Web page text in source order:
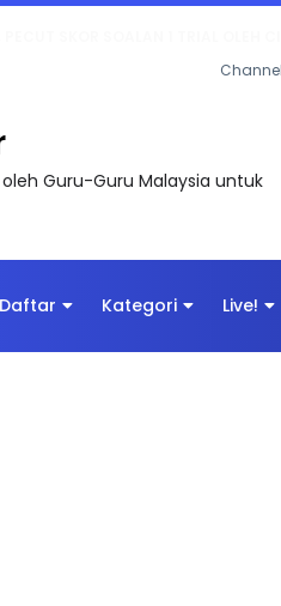
Guru-Guru Malaysia untuk
Daftar Kategori Live!